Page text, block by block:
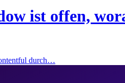
ist offen,
durch…